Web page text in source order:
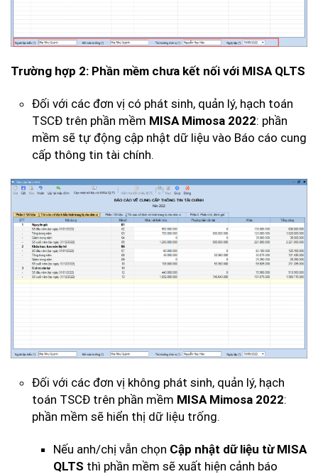
Trường hợp 2: Phần mềm chưa kết nối với MISA QLTS
Đối với các đơn vị có phát sinh, quản lý, hạch toán
TSCĐ trên phần mềm MISA Mimosa 2022: phần
mềm sẽ tự động cập nhật dữ liệu vào Báo cáo cung
cấp thông tin tài chính.
Đối với các đơn vị không phát sinh, quản lý, hạch
toán TSCĐ trên phần mềm MISA Mimosa 2022:
phần mềm sẽ hiển thị dữ liệu trống.
Nếu anh/chị vẫn chọn Cập nhật dữ liệu từ MISA
QLTS thì phần mềm sẽ xuất hiện cảnh báo